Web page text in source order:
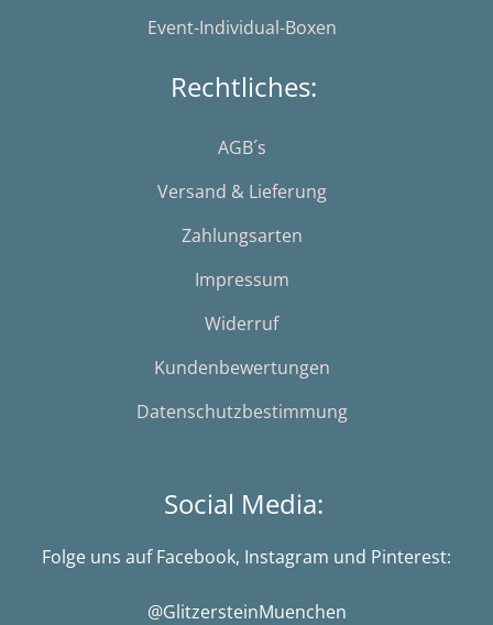
Event-Individual-Boxen
Rechtliches:
AGB´s
Versand & Lieferung
Zahlungsarten
Impressum
Widerruf
Kundenbewertungen
Datenschutzbestimmung
Social Media:
Folge uns auf Facebook, Instagram und Pinterest:
@GlitzersteinMuenchen